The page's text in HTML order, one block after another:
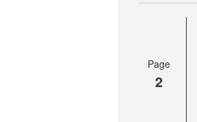
Page
2